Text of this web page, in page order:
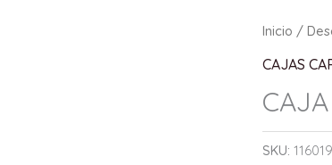
Inicio /
CAJAS
SKU:116019